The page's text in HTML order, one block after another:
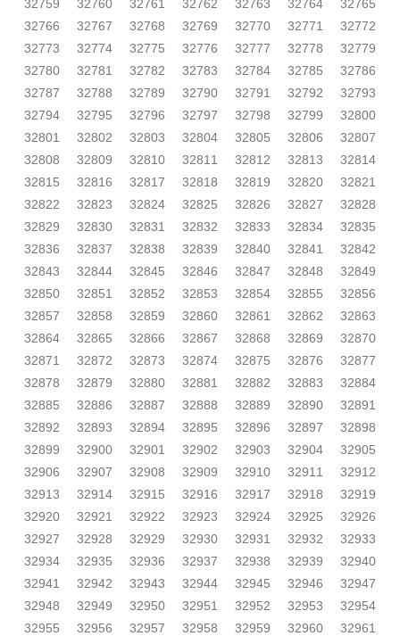
32759 32760 32761 32762 32763 32764
32765
32766
32767 32768 32769 32770 32771
32772
32773
32774 32775 32776 32777 32778
32779
32780
32781 32782 32783 32784 32785
32786
32787
32788 32789 32790 32791 32792
32793
32794
32795 32796 32797 32798 32799
32800
32801
32802 32803 32804 32805 32806
32807
32808
32809 32810 32811 32812 32813
32814
32815
32816 32817 32818 32819 32820
32821
32822
32823 32824 32825 32826 32827
32828
32829
32830 32831 32832 32833 32834
32835
32836
32837 32838 32839 32840 32841
32842
32843
32844 32845 32846 32847 32848
32849
32850
32851 32852 32853 32854 32855
32856
32857
32858 32859 32860 32861 32862
32863
32864
32865 32866 32867 32868 32869
32870
32871
32872 32873 32874 32875 32876
32877
32878
32879 32880 32881 32882 32883
32884
32885
32886 32887 32888 32889 32890
32891
32892
32893 32894 32895 32896 32897
32898
32899
32900 32901 32902 32903 32904
32905
32906
32907 32908 32909 32910 32911
32912
32913
32914 32915 32916 32917 32918
32919
32920
32921 32922 32923 32924 32925
32926
32927
32928 32929 32930 32931 32932
32933
32934
32935 32936 32937 32938 32939
32940
32941
32942 32943 32944 32945 32946
32947
32948
32949 32950 32951 32952 32953
32954
32955
32956 32957 32958 32959 32960
32961